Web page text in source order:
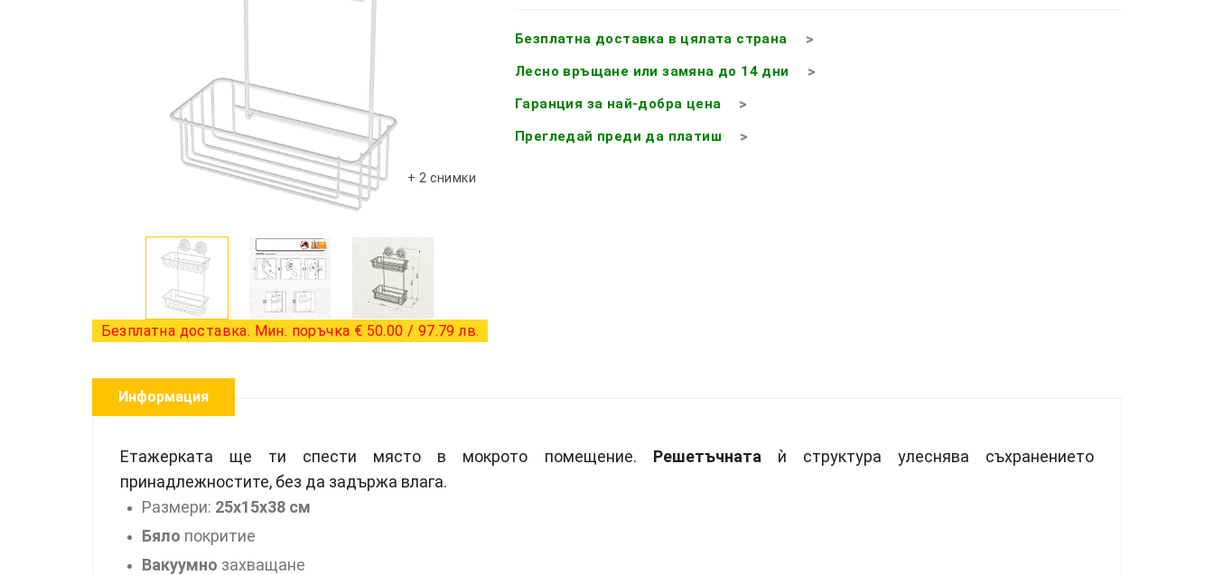
+ 2 снимки
Безплатна доставка. Мин. поръчка € 50.00 / 97.79 лв.
Безплатна доставка в цялата страна
Лесно връщане или замяна до 14 дни
Гаранция за най-добра цена
Прегледай преди да платиш
Информация
Етажерката ще ти спести място в мокрото помещение. Решетъчната ѝ структура улеснява съхранението
принадлежностите, без да задържа влага.
Размери: 25х15х38 см
Бяло покритие
Вакуумно захващане